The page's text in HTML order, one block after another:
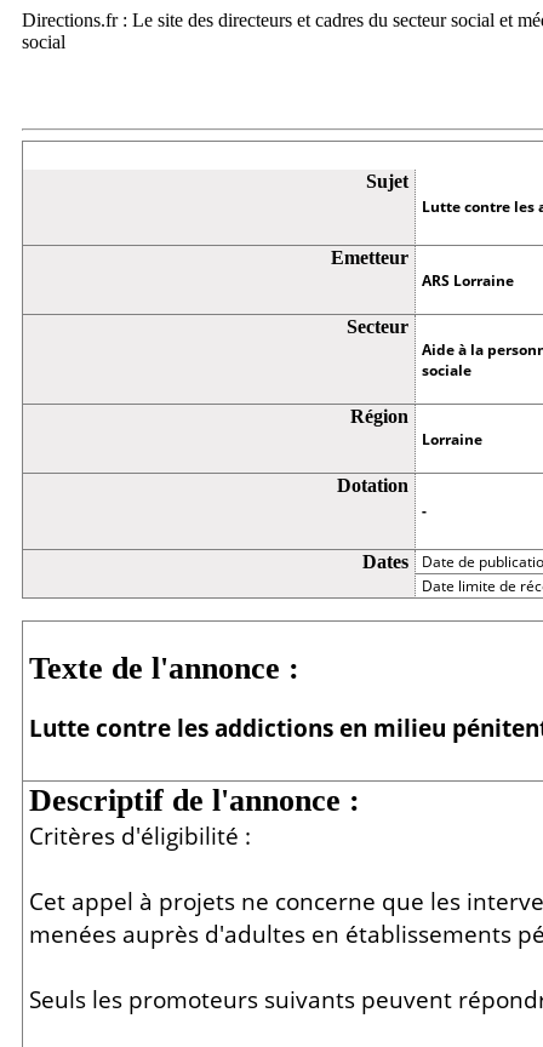
Directions.fr : Le site des directeurs et cadres du secteur social et
social
Sujet
Lutte contre
Emetteur
ARS Lorraine
Secteur
Aide à la
sociale
Région
Lorraine
Dotation
-
Dates
Date de
Date limite de
Texte de l'annonce :
Lutte contre les addictions en milieu
Descriptif de l'annonce :
Critères d'éligibilité :
Cet appel à projets ne concerne que les
menées auprès d'adultes en établissements
Seuls les promoteurs suivants peuvent